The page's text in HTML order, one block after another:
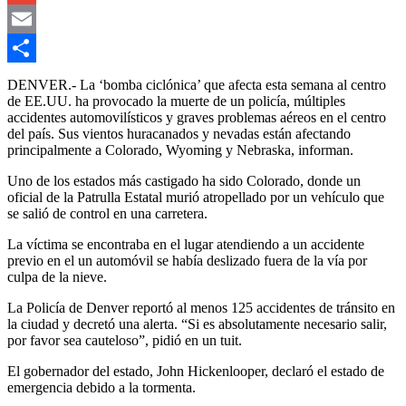
Gmail
Email
Compartir
DENVER.- La ‘bomba ciclónica’ que afecta esta semana al centro
de EE.UU. ha provocado la muerte de un policía, múltiples
accidentes automovilísticos y graves problemas aéreos en el centro
del país. Sus vientos huracanados y nevadas están afectando
principalmente a Colorado, Wyoming y Nebraska, informan.
Uno de los estados más castigado ha sido Colorado, donde un
oficial de la Patrulla Estatal murió atropellado por un vehículo que
se salió de control en una carretera.
La víctima se encontraba en el lugar atendiendo a un accidente
previo en el un automóvil se había deslizado fuera de la vía por
culpa de la nieve.
La Policía de Denver reportó al menos 125 accidentes de tránsito en
la ciudad y decretó una alerta. “Si es absolutamente necesario salir,
por favor sea cauteloso”, pidió en un tuit.
El gobernador del estado, John Hickenlooper, declaró el estado de
emergencia debido a la tormenta.